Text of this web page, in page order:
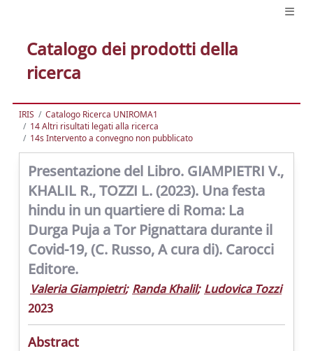
Catalogo dei prodotti della
ricerca
IRIS
Catalogo Ricerca UNIROMA1
14 Altri risultati legati alla ricerca
14s Intervento a convegno non pubblicato
Presentazione del Libro. GIAMPIETRI V.,
KHALIL R., TOZZI L. (2023). Una festa
hindu in un quartiere di Roma: La
Durga Puja a Tor Pignattara durante il
Covid-19, (C. Russo, A cura di). Carocci
Editore.
Valeria Giampietri; Randa Khalil; Ludovica Tozzi
2023
Abstract